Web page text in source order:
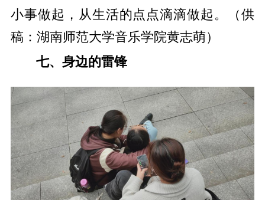
小事做起，从生活的点点滴滴做起。（供
稿： 湖南师范大学音乐学院黄志萌）
七、身边的雷锋